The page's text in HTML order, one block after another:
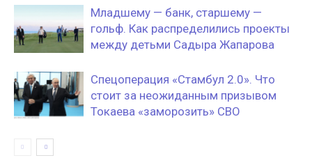
Младшему — банк, старшему —
гольф. Как распределились проекты
между детьми Садыра Жапарова
Спецоперация «Стамбул 2.0». Что
стоит за неожиданным призывом
Токаева «заморозить» СВО